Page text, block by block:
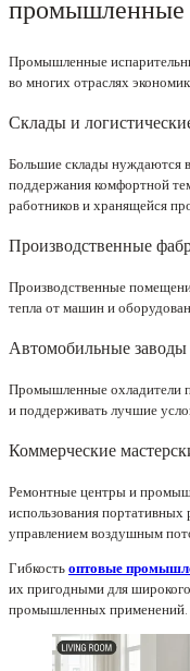
промышленные
Промышленные
во многих отраслях
Склады и
Большие склады нуждаются
поддержания комфортной
работников и хранящейся
Производственные
Производственные
тепла от машин и
Автомобильные заводы
Промышленные охладители
и поддерживать лучшие
Коммерческие
Ремонтные центры и
использования
управлением воздушным
Гибкостьоптовые
их пригодными для
промышленных применений.